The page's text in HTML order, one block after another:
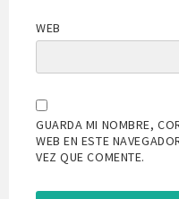
WEB
GUARDA MI NOMBRE,
WEB EN ESTE
VEZ QUE COMENTE.